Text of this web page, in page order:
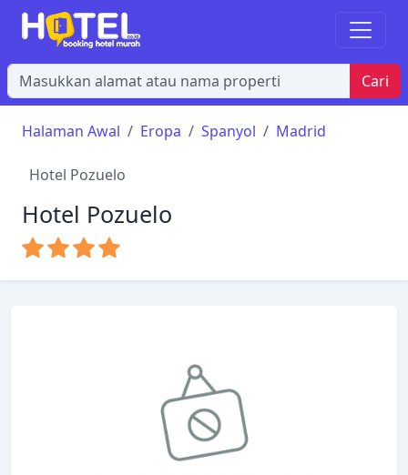
Cari
Halaman Awal Eropa Spanyol Madrid
Hotel Pozuelo
Hotel Pozuelo